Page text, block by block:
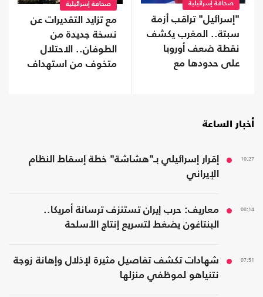
صحافة إسرائيلية
"إسرائيل" تراقب أزمة
سبتة.. المغرب يكشف
نقطة ضعف أوروبا
على حدودها مع
صحافة إسرائيلية
مع تزايد التقديرات عن
نسخة جديدة من
الطوفان.. الاحتلال
متخوف من استهداف
أخبار الساعة
10:27
إقرار إسرائيلي بـ"هشاشة" خطة إسقاط النظام
الإيراني
08:14
معاريف: حرب إيران تستنزف ترسانة أمريكا..
البنتاغون يضغط لتسريع إنتاج الأسلحة
07:51
شهادات تكشف تفاصيل مثيرة لإذلال وإهانة زوجة
نتنياهو لموظفي منزلها